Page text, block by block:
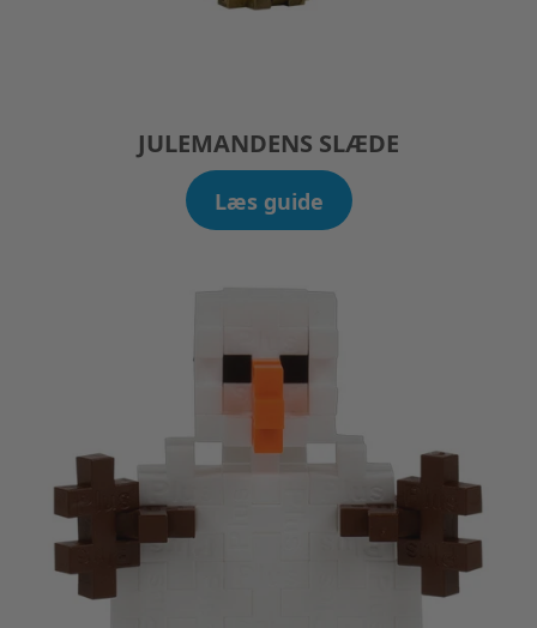
JULEMANDENS SLÆDE
Læs guide